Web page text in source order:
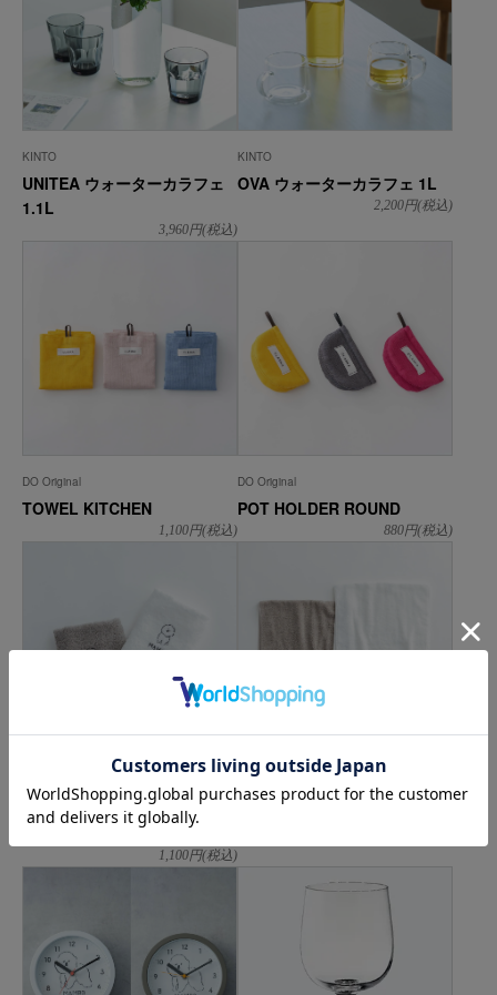
KINTO
UNITEA ウォーターカラフェ
1.1L
3,960円(税込)
KINTO
OVA ウォーターカラフェ 1L
2,200円(税込)
DO Original
TOWEL KITCHEN
1,100円(税込)
DO Original
POT HOLDER ROUND
880円(税込)
MAMBO 刺繍 ウォッシュタオ
1,100円(税込)
MAMBO 刺繍 フェイスタオル